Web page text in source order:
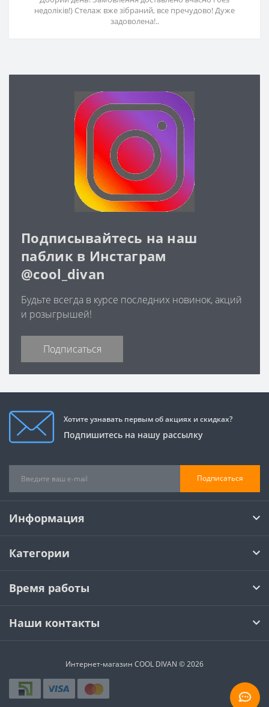
недоліків!) Стелаж вже зібраний, все пречудово! Дуже
задоволена!..
Подписывайтесь на наш
паблик в Инстаграм
@cool_divan
Будьте всегда в курсе последних новинок, акций
и розыгрышей!
Подписаться
Хотите узнавать первым об акциях и скидках?
Подпишитесь на нашу рассылку
Подписаться
Информация
Категории
Время работы
Наши контакты
Интернет-магазин COOL DIVAN © 2026